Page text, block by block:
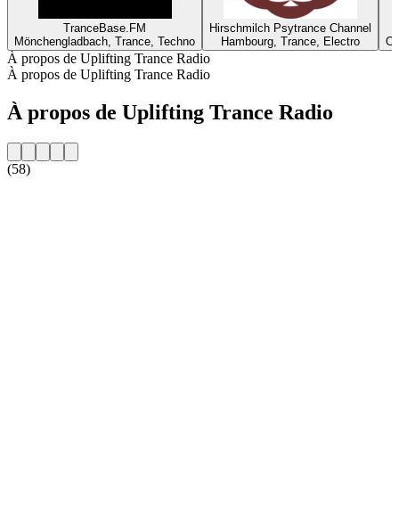
TranceBase.FM
Mönchengladbach, Trance, Techno
Hirschmilch Psytrance Channel
Hambourg, Trance, Electro
À propos de Uplifting Trance Radio
À propos de Uplifting Trance Radio
À propos de Uplifting Trance Radio
(58)